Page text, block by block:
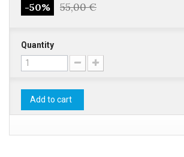
-50% 55,00 €
Quantity
Add to cart